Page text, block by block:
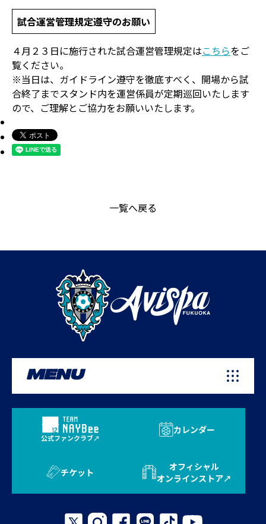
試合運営管理規定遵守のお願い
４月２３日に施行された試合運営管理規定はこちらをご
覧ください。
※当日は、ガイドライン遵守を徹底すべく、開場から試
合終了までスタンド内を運営係員が定期巡回いたします
ので、ご理解とご協力をお願いいたします。
一覧へ戻る
MENU
公式ファンクラブ
カレンダー
チケット
オフィシャル
オンラインストア